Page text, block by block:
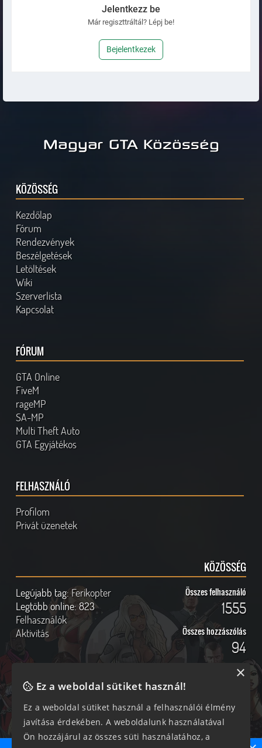
Jelentkezz be
Már regiszttráltál? Lépj be!
Bejelentkezek
Magyar GTA Közösség
KÖZÖSSÉG
Kezdőlap
Fórum
Rendezvények
Beszélgetések
Letöltések
Wiki
Szerverlista
Kapcsolat
FÓRUM
GTA Online
FiveM
rageMP
SA-MP
Multi Theft Auto
GTA Egyjátékos
FELHASZNÁLÓ
Profilom
Privát üzenetek
KÖZÖSSÉG
Legújabb tag:Ferikopter
Legtöbb online:823
Felhasználók
Aktivitás
Összes felhasználó
1555
Összes hozzászólás
94
Online felhasználók
348 vendég, 0 tag
Kövess Minket!
Ez a weboldal sütiket használ!
Ez a weboldal sütiket használ a felhasználói élmény
javítása érdekében. A weboldalunk használatával
Ön hozzájárul az összes süti használatához, a
×